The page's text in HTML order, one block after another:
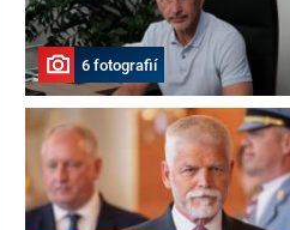
6 fotografií